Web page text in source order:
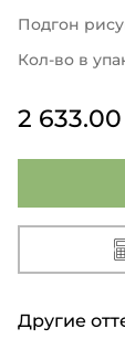
Подгон
Кол-во в
2
Другие